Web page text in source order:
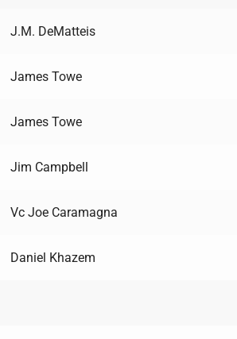
J.M. DeMatteis
James Towe
James Towe
Jim Campbell
Vc Joe Caramagna
Daniel Khazem